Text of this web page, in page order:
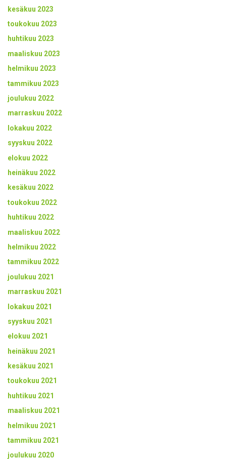
kesäkuu 2023
toukokuu 2023
huhtikuu 2023
maaliskuu 2023
helmikuu 2023
tammikuu 2023
joulukuu 2022
marraskuu 2022
lokakuu 2022
syyskuu 2022
elokuu 2022
heinäkuu 2022
kesäkuu 2022
toukokuu 2022
huhtikuu 2022
maaliskuu 2022
helmikuu 2022
tammikuu 2022
joulukuu 2021
marraskuu 2021
lokakuu 2021
syyskuu 2021
elokuu 2021
heinäkuu 2021
kesäkuu 2021
toukokuu 2021
huhtikuu 2021
maaliskuu 2021
helmikuu 2021
tammikuu 2021
joulukuu 2020